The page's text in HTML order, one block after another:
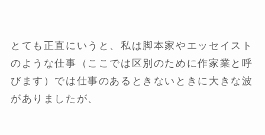
とても正直にいうと、私は脚本家やエッセイスト
のような仕事（ここでは区別のために作家業と呼
びます）では仕事のあるときないときに大きな波
がありましたが、